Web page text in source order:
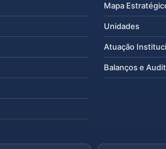
Mapa
Unidades
Atuação
Balanços e